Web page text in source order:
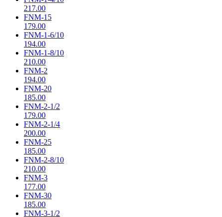
217.00
FNM-15
179.00
FNM-1-6/10
194.00
FNM-1-8/10
210.00
FNM-2
194.00
FNM-20
185.00
FNM-2-1/2
179.00
FNM-2-1/4
200.00
FNM-25
185.00
FNM-2-8/10
210.00
FNM-3
177.00
FNM-30
185.00
FNM-3-1/2